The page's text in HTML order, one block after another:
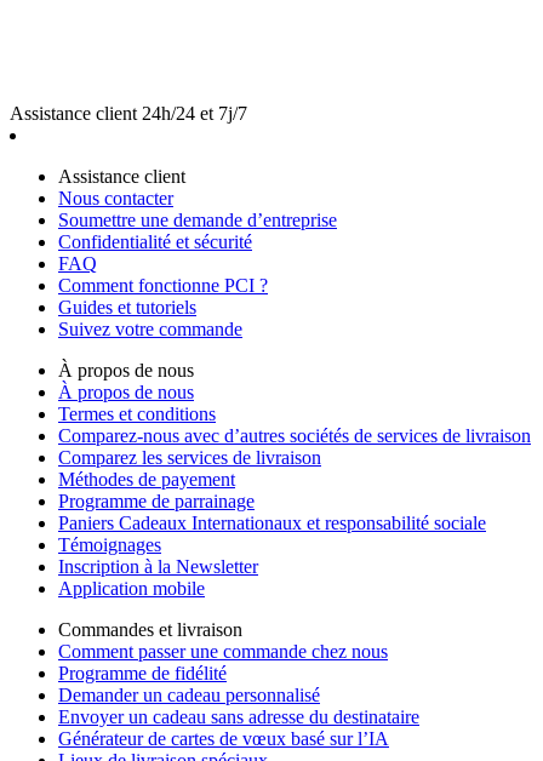
Assistance client 24h/24 et 7j/7
Assistance client
Nous contacter
Soumettre une demande d’entreprise
Confidentialité et sécurité
FAQ
Comment fonctionne PCI ?
Guides et tutoriels
Suivez votre commande
À propos de nous
À propos de nous
Termes et conditions
Comparez-nous avec d’autres sociétés de services de livraison
Comparez les services de livraison
Méthodes de payement
Programme de parrainage
Paniers Cadeaux Internationaux et responsabilité sociale
Témoignages
Inscription à la Newsletter
Application mobile
Commandes et livraison
Comment passer une commande chez nous
Programme de fidélité
Demander un cadeau personnalisé
Envoyer un cadeau sans adresse du destinataire
Générateur de cartes de vœux basé sur l’IA